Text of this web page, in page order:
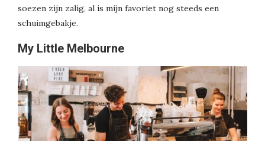
soezen zijn zalig, al is mijn favoriet nog steeds een
schuimgebakje.
My Little Melbourne